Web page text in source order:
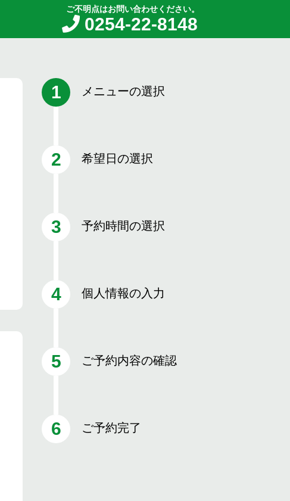
ご不明点はお問い合わせください。
0254-22-8148
メニューの選択
希望日の選択
予約時間の選択
個人情報の入力
ご予約内容の確認
ご予約完了